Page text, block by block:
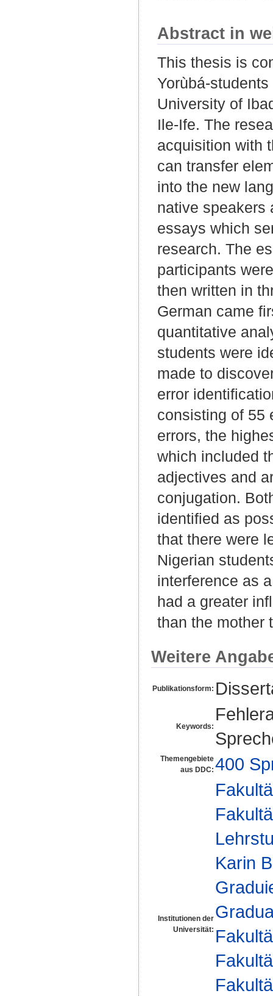
Abstract in
This thesis is
Yorùbá-
University of
Ile-Ife. The
acquisition with
can transfer
into the new
native speakers
essays which
research. The
participants
then written in
German came
quantitative
students were
made to
error
consisting of 55
errors, the
which included
adjectives and
conjugation.
identified as
that there were
Nigerian
interference as
had a greater
than the mother
Weitere
Publikationsform:
Keywords:
Themengebiete
aus DDC: 400
Institutionen der
Universität:
Karin